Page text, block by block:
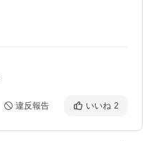
違反報告 いいね 2